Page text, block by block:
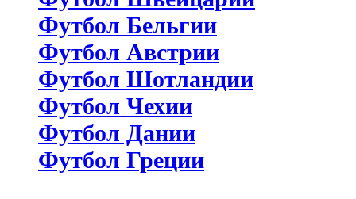
Футбол Бельгии
Футбол Австрии
Футбол Шотландии
Футбол Чехии
Футбол Дании
Футбол Греции